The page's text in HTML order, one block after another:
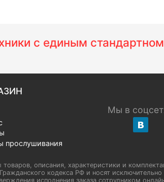
с единым
прослушивания
Мы в
описания, характеристики и
кодекса РФ и носят исключительно
исполнения заказа сотрудником